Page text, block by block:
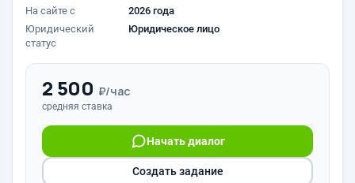
На сайте с
2026 года
Юридический
статус
Юридическое лицо
2 500 ₽/час
средняя ставка
Начать диалог
Создать задание